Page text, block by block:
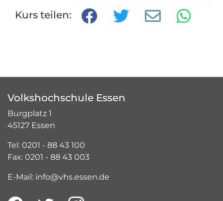
Kurs teilen:
Volkshochschule Essen
Burgplatz 1
45127 Essen
Tel: 0201 - 88 43 100
Fax: 0201 - 88 43 003
E-Mail: info@vhs.essen.de